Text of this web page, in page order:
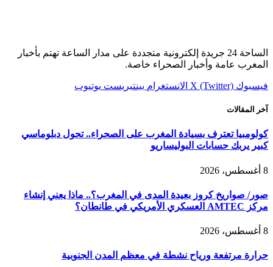
الساحة 24 جريدة إلكترونية متجددة على مدار الساعة تهتم بأخبار
المغرب عامة وأخبار الصحراء خاصة.
فيسبوك X (Twitter) الانستغرام بينتيريست يوتيوب
آخر المقالات
كولومبيا تعترف بسيادة المغرب على الصحراء.. تحول دبلوماسي
كبير يربك حسابات البوليساريو
8 أغسطس، 2026
صور/ صواريخ كروز بعيدة المدى في المغرب؟.. ماذا يعني إنشاء
مركز AMTEC العسكري الأمريكي في طانطان؟
8 أغسطس، 2026
حرارة مرتفعة ورياح نشطة في معظم المدن الجنوبية